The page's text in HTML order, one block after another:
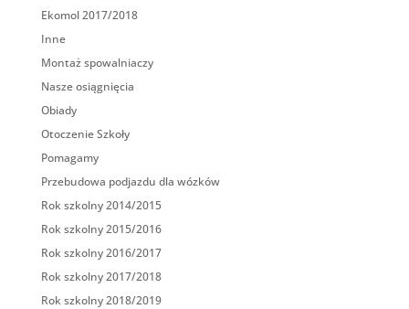
Ekomol 2017/2018
Inne
Montaż spowalniaczy
Nasze osiągnięcia
Obiady
Otoczenie Szkoły
Pomagamy
Przebudowa podjazdu dla wózków
Rok szkolny 2014/2015
Rok szkolny 2015/2016
Rok szkolny 2016/2017
Rok szkolny 2017/2018
Rok szkolny 2018/2019